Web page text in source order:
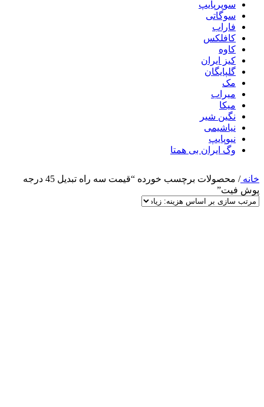
سوپرپایپ
سوگاتی
فاراب
کافلکس
کاوه
کیز ایران
گلپایگان
مک
میراب
میکا
نگین شیر
نیاشیمی
نیوپایپ
وگ ایران بی همتا
خانه/
محصولات برچسب خورده “قیمت سه راه تبدیل 45 درجه
پوش فیت”